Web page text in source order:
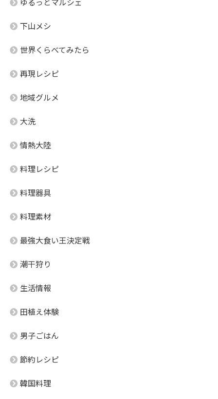
下山メシ
世界くらべてみたら
再現レシピ
地域グルメ
大洗
情熱大陸
料理レシピ
料理器具
料理素材
最強大食い王決定戦
潮干狩り
生活情報
田植え体験
男子ごはん
節約レシピ
韓国料理